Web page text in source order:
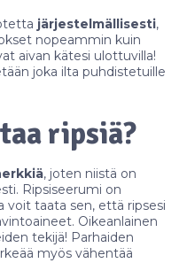
järjestelmällisesti,
nopeammin kuin
aivan kätesi ulottuvilla!
joka ilta puhdistetuille
ripsiä?
, joten niistä on
Ripsiseerumi on
voit taata sen, että ripsesi
Oikeanlainen
tekijä! Parhaiden
myös vähentää